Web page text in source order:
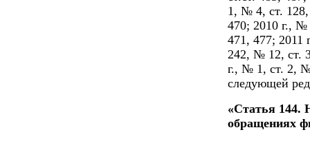
1, № 4, ст.
470; 2010 г., №
471, 477;
242, № 12, ст.
г., № 1, ст. 2,
следующей
«Статья 144.
обращениях